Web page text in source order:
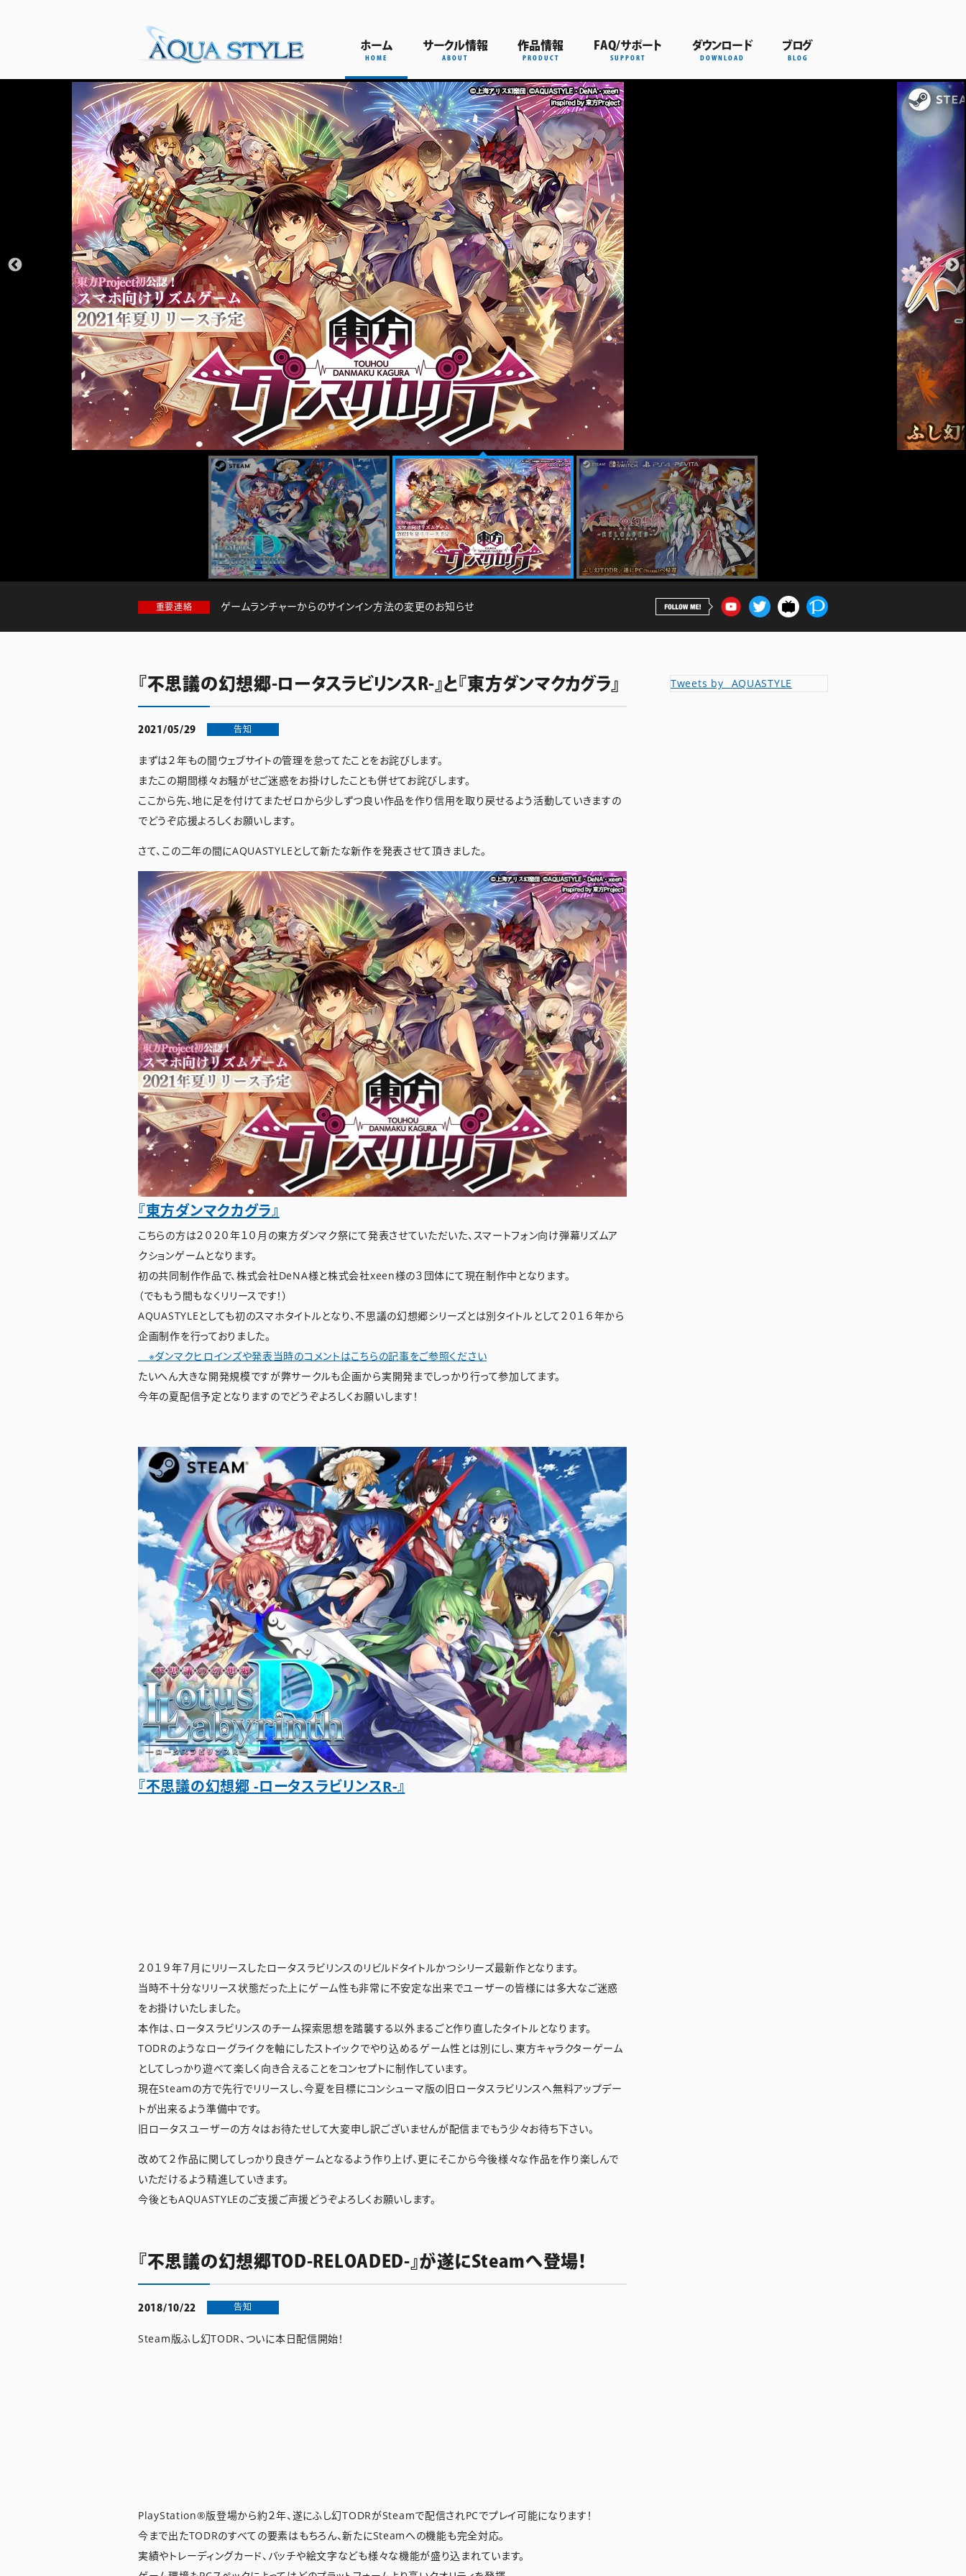
ホーム
HOME
サークル情報
ABOUT
作品情報
PRODUCT
FAQ/サポート
SUPPORT
ダウンロード
DOWNLOAD
ブログ
BLOG
重要連絡 ゲームランチャーからのサインイン方法の変更のお知らせ
『不思議の幻想郷-ロータスラビリンスR-』と『東方ダンマクカグラ』
2021/05/29 告知
まずは２年もの間ウェブサイトの管理を怠ってたことをお詫びします。
またこの期間様々お騒がせご迷惑をお掛けしたことも併せてお詫びします。
ここから先、地に足を付けてまたゼロから少しずつ良い作品を作り信用を取り戻せるよう活動していきますの
でどうぞ応援よろしくお願いします。
さて、この二年の間にAQUASTYLEとして新たな新作を発表させて頂きました。
『東方ダンマクカグラ』
こちらの方は２０２０年１０月の東方ダンマク祭にて発表させていただいた、スマートフォン向け弾幕リズムア
クションゲームとなります。
初の共同制作作品で、株式会社DeNA様と株式会社xeen様の３団体にて現在制作中となります。
（でももう間もなくリリースです！）
AQUASTYLEとしても初のスマホタイトルとなり、不思議の幻想郷シリーズとは別タイトルとして２０１６年から
企画制作を行っておりました。
※ダンマクヒロインズや発表当時のコメントはこちらの記事をご参照ください
たいへん大きな開発規模ですが弊サークルも企画から実開発までしっかり行って参加してます。
今年の夏配信予定となりますのでどうぞよろしくお願いします！
『不思議の幻想郷 -ロータスラビリンスR-』
２０１９年７月にリリースしたロータスラビリンスのリビルドタイトルかつシリーズ最新作となります。
当時不十分なリリース状態だった上にゲーム性も非常に不安定な出来でユーザーの皆様には多大なご迷惑
をお掛けいたしました。
本作は、ロータスラビリンスのチーム探索思想を踏襲する以外まるごと作り直したタイトルとなります。
TODRのようなローグライクを軸にしたストイックでやり込めるゲーム性とは別にし、東方キャラクターゲーム
としてしっかり遊べて楽しく向き合えることをコンセプトに制作しています。
現在Steamの方で先行でリリースし、今夏を目標にコンシューマ版の旧ロータスラビリンスへ無料アップデー
トが出来るよう準備中です。
旧ロータスユーザーの方々はお待たせして大変申し訳ございませんが配信までもう少々お待ち下さい。
改めて２作品に関してしっかり良きゲームとなるよう作り上げ、更にそこから今後様々な作品を作り楽しんで
いただけるよう精進していきます。
今後ともAQUASTYLEのご支援ご声援どうぞよろしくお願いします。
『不思議の幻想郷TOD-RELOADED-』が遂にSteamへ登場！
2018/10/22 告知
Steam版ふし幻TODR、ついに本日配信開始！
PlayStation®版登場から約２年、遂にふし幻TODRがSteamで配信されPCでプレイ可能になります！
今まで出たTODRのすべての要素はもちろん、新たにSteamへの機能も完全対応。
実績やトレーディングカード、バッチや絵文字なども様々な機能が盛り込まれています。
Tweets by _AQUASTYLE